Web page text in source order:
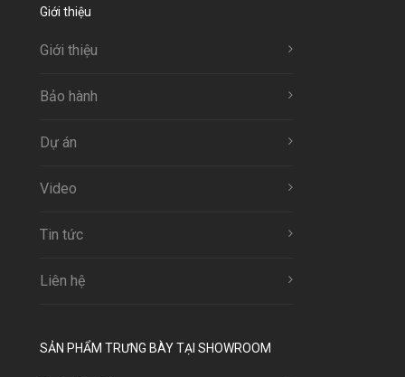
Giới thiệu
Giới thiệu
Bảo hành
Dự án
Video
Tin tức
Liên hệ
SẢN PHẨM TRƯNG BÀY TẠI SHOWROOM